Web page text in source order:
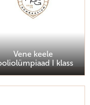
Vene keele
I klass